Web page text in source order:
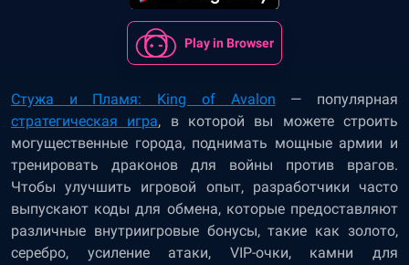
Play in Browser
Стужа и Пламя: King of Avalon — популярная
стратегическая игра, в которой вы можете строить
могущественные города, поднимать мощные армии и
тренировать драконов для войны против врагов.
Чтобы улучшить игровой опыт, разработчики часто
выпускают коды для обмена, которые предоставляют
различные внутриигровые бонусы, такие как золото,
серебро, усиление атаки, VIP-очки, камни для